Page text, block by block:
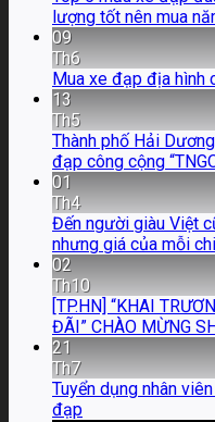
lượng tốt nên mua
09
Th6
Mua xe đạp địa hình
13
Th5
Thành phố Hải
đạp công cộng
01
Th4
Đến người giàu Việt
nhưng giá của mỗi
02
Th10
[TP.HN] “KHAI
ĐÃI” CHÀO MỪNG
21
Th7
Tuyển dụng nhân
đạp